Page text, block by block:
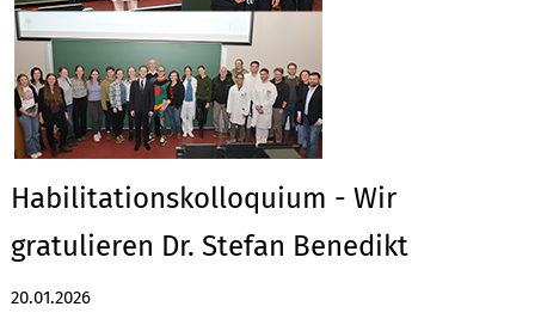
Habilitationskolloquium - Wir
gratulieren Dr. Stefan Benedikt
20.01.2026